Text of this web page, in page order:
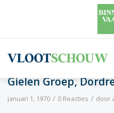
Gielen Groep,
januari 1, 1970 / 0 Reacties / door